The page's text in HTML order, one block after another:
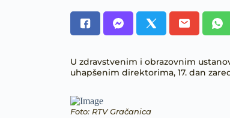
U zdravstvenim i obrazovnim
uhapšenim direktorima, 17. dan
Foto: RTV Gračanica